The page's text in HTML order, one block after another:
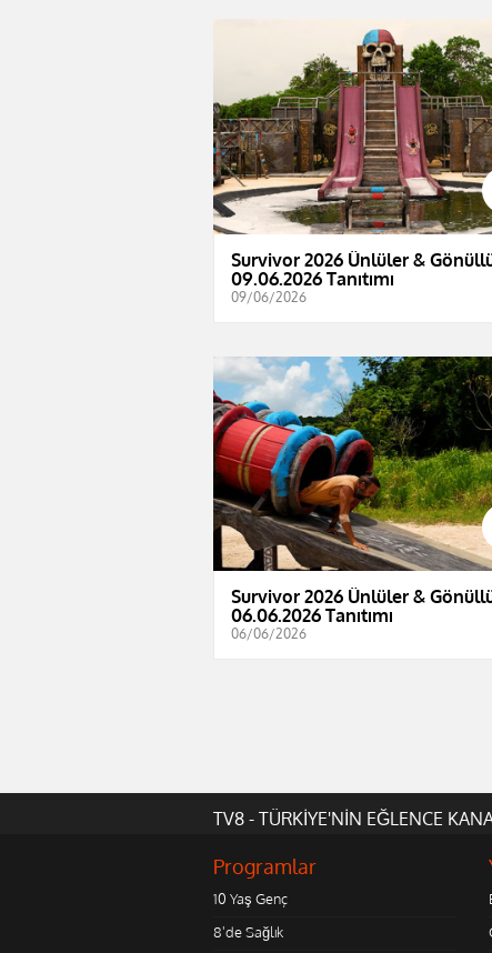
Survivor 2026 Ünlüler &
09.06.2026 Tanıtımı
09/06/2026
Survivor 2026 Ünlüler &
06.06.2026 Tanıtımı
06/06/2026
TV8 - TÜRKİYE'NİN EĞLENCE
Programlar
10 Yaş Genç
8'de Sağlık